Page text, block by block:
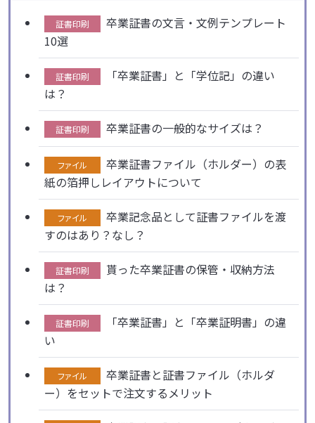
証書印刷
卒業証書の文言・文例テンプレート
10選
証書印刷
「卒業証書」と「学位記」の違い
は？
証書印刷 卒業証書の一般的なサイズは？
ファイル
卒業証書ファイル（ホルダー）の表
紙の箔押しレイアウトについて
ファイル
卒業記念品として証書ファイルを渡
すのはあり？なし？
証書印刷
貰った卒業証書の保管・収納方法
は？
証書印刷
「卒業証書」と「卒業証明書」の違
い
ファイル
卒業証書と証書ファイル（ホルダ
ー）をセットで注文するメリット